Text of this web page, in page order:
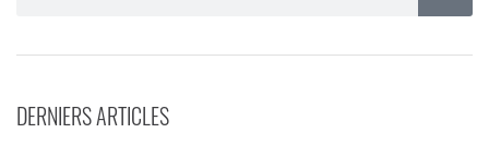
DERNIERS ARTICLES